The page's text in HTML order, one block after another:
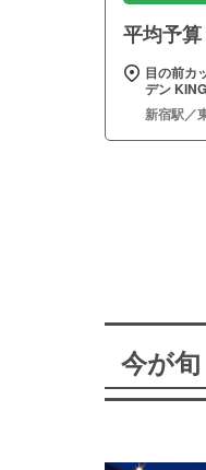
平均予
目の前カ
デン
新宿駅／
今が